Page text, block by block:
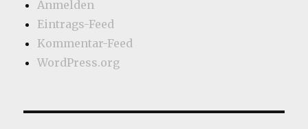
Anmelden
Eintrags-Feed
Kommentar-Feed
WordPress.org